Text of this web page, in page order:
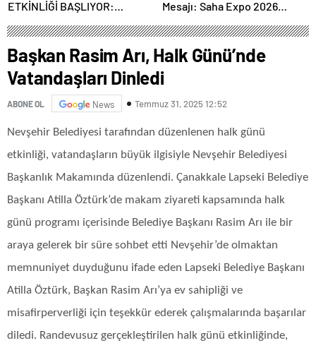
ETKİNLİĞİ BAŞLIYOR:
FESTİVALİ” HEYECANI
GAZİOSMANPAŞA’DA
YAŞANACAK
Mesajı: Saha Expo 2026
Başkan Rasim Arı, Halk Günü’nde
Vatandaşları Dinledi
ABONE OL News Temmuz 31, 2025 12:52
Nevşehir Belediyesi tarafından düzenlenen halk günü
etkinliği, vatandaşların büyük ilgisiyle Nevşehir Belediyesi
Başkanlık Makamında düzenlendi. Çanakkale Lapseki Belediye
Başkanı Atilla Öztürk’de makam ziyareti kapsamında halk
günü programı içerisinde Belediye Başkanı Rasim Arı ile bir
araya gelerek bir süre sohbet etti Nevşehir’de olmaktan
memnuniyet duyduğunu ifade eden Lapseki Belediye Başkanı
Atilla Öztürk, Başkan Rasim Arı’ya ev sahipliği ve
misafirperverliği için teşekkür ederek çalışmalarında başarılar
diledi. Randevusuz gerçekleştirilen halk günü etkinliğinde,